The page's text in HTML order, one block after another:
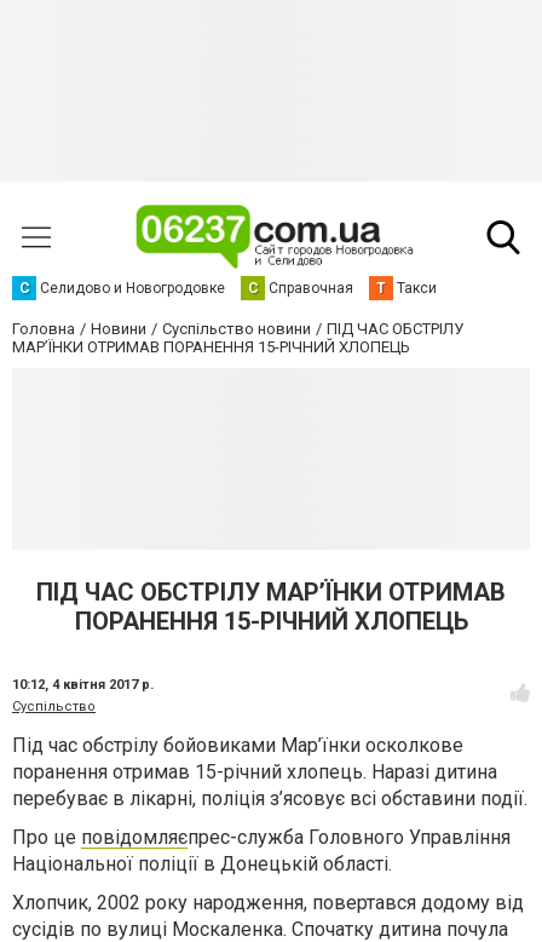
С Селидово и Новогродовке С Справочная Т Такси
Головна Новини Суспільство новини
ПІД ЧАС ОБСТРІЛУ
МАР’ЇНКИ ОТРИМАВ ПОРАНЕННЯ 15-РІЧНИЙ ХЛОПЕЦЬ
ПІД ЧАС ОБСТРІЛУ МАР’ЇНКИ ОТРИМАВ
ПОРАНЕННЯ 15-РІЧНИЙ ХЛОПЕЦЬ
10:12, 4 квітня 2017 р.
Суспільство
Під час обстрілу бойовиками Мар’їнки осколкове
поранення отримав 15-річний хлопець. Наразі дитина
перебуває в лікарні, поліція з’ясовує всі обставини події.
Про це повідомляєпрес-служба Головного Управління
Національної поліції в Донецькій області.
Хлопчик, 2002 року народження, повертався додому від
сусідів по вулиці Москаленка. Спочатку дитина почула